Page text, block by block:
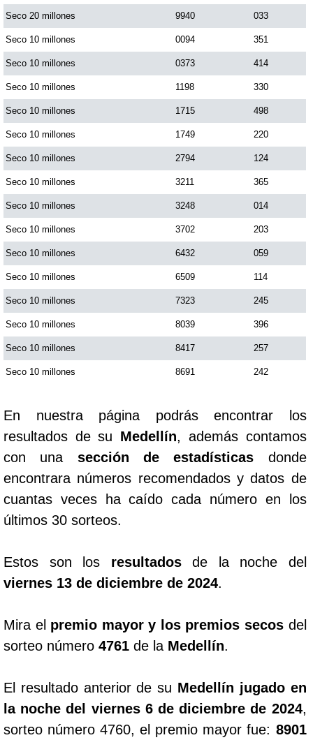
Saman de la suerte
Sinuano Día
Sinuano Noche
Super Chontico Noche
Seco 20 millones 9940 033
Seco 10 millones 0094 351
Seco 10 millones 0373 414
Seco 10 millones 1198 330
Seco 10 millones 1715 498
Seco 10 millones 1749 220
Seco 10 millones 2794 124
Seco 10 millones 3211 365
Seco 10 millones 3248 014
Seco 10 millones 3702 203
Seco 10 millones 6432 059
Seco 10 millones 6509 114
Seco 10 millones 7323 245
Seco 10 millones 8039 396
Seco 10 millones 8417 257
Seco 10 millones 8691 242
En nuestra página podrás encontrar los
resultados de su Medellín, además contamos
con una sección de estadísticas donde
encontrara números recomendados y datos de
cuantas veces ha caído cada número en los
últimos 30 sorteos.
Estos son los resultadosde la noche del
viernes 13 de diciembre de 2024.
Mira el premio mayor y los premios secosdel
sorteo número 4761 de la Medellín.
El resultado anterior de su Medellín jugado en
la noche del viernes 6 de diciembre de 2024,
sorteo número 4760, el premio mayor fue: 8901